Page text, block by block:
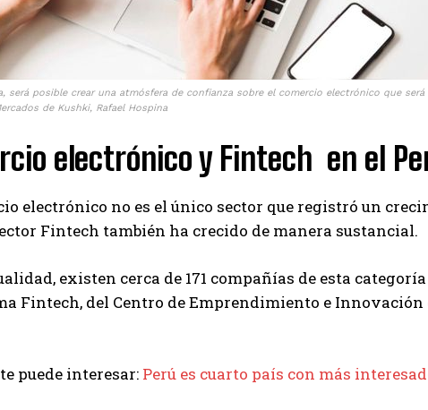
será posible crear una atmósfera de confianza sobre el comercio electrónico que
de Kushki, Rafael Hospina
electrónico y Fintech en el
electrónico no es el único sector que registró un
Fintech también ha crecido de manera sustancial.
existen cerca de 171 compañías de esta
Fintech, del Centro de Emprendimiento e
puede interesar: Perú es cuarto país con más